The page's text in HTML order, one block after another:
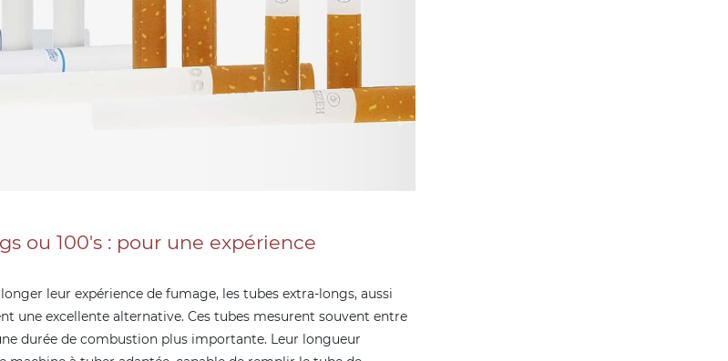
ou 100's : pour une expérience
leur expérience de fumage, les tubes extra-longs, aussi
une excellente alternative. Ces tubes mesurent souvent entre
durée de combustion plus importante. Leur longueur